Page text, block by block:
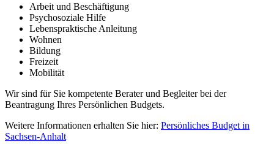
Arbeit und Beschäftigung
Psychosoziale Hilfe
Lebenspraktische Anleitung
Wohnen
Bildung
Freizeit
Mobilität
Wir sind für Sie kompetente Berater und Begleiter bei der
Beantragung Ihres Persönlichen Budgets.
Weitere Informationen erhalten Sie hier: Persönliches Budget in
Sachsen-Anhalt